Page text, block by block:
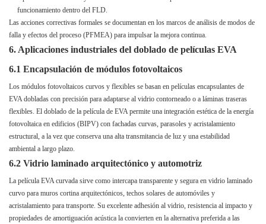
funcionamiento dentro del FLD.
Las acciones correctivas formales se documentan en los marcos de análisis de modos de
falla y efectos del proceso (PFMEA) para impulsar la mejora continua.
6. Aplicaciones industriales del doblado de películas EVA
6.1 Encapsulación de módulos fotovoltaicos
Los módulos fotovoltaicos curvos y flexibles se basan en películas encapsulantes de
EVA dobladas con precisión para adaptarse al vidrio contorneado o a láminas traseras
flexibles. El doblado de la película de EVA permite una integración estética de la energía
fotovoltaica en edificios (BIPV) con fachadas curvas, parasoles y acristalamiento
estructural, a la vez que conserva una alta transmitancia de luz y una estabilidad
ambiental a largo plazo.
6.2 Vidrio laminado arquitectónico y automotriz
La película EVA curvada sirve como intercapa transparente y segura en vidrio laminado
curvo para muros cortina arquitectónicos, techos solares de automóviles y
acristalamiento para transporte. Su excelente adhesión al vidrio, resistencia al impacto y
propiedades de amortiguación acústica la convierten en la alternativa preferida a las